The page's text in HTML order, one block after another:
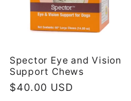
Spector Eye and Vision
Support Chews
Κανονική
$40.00 USD